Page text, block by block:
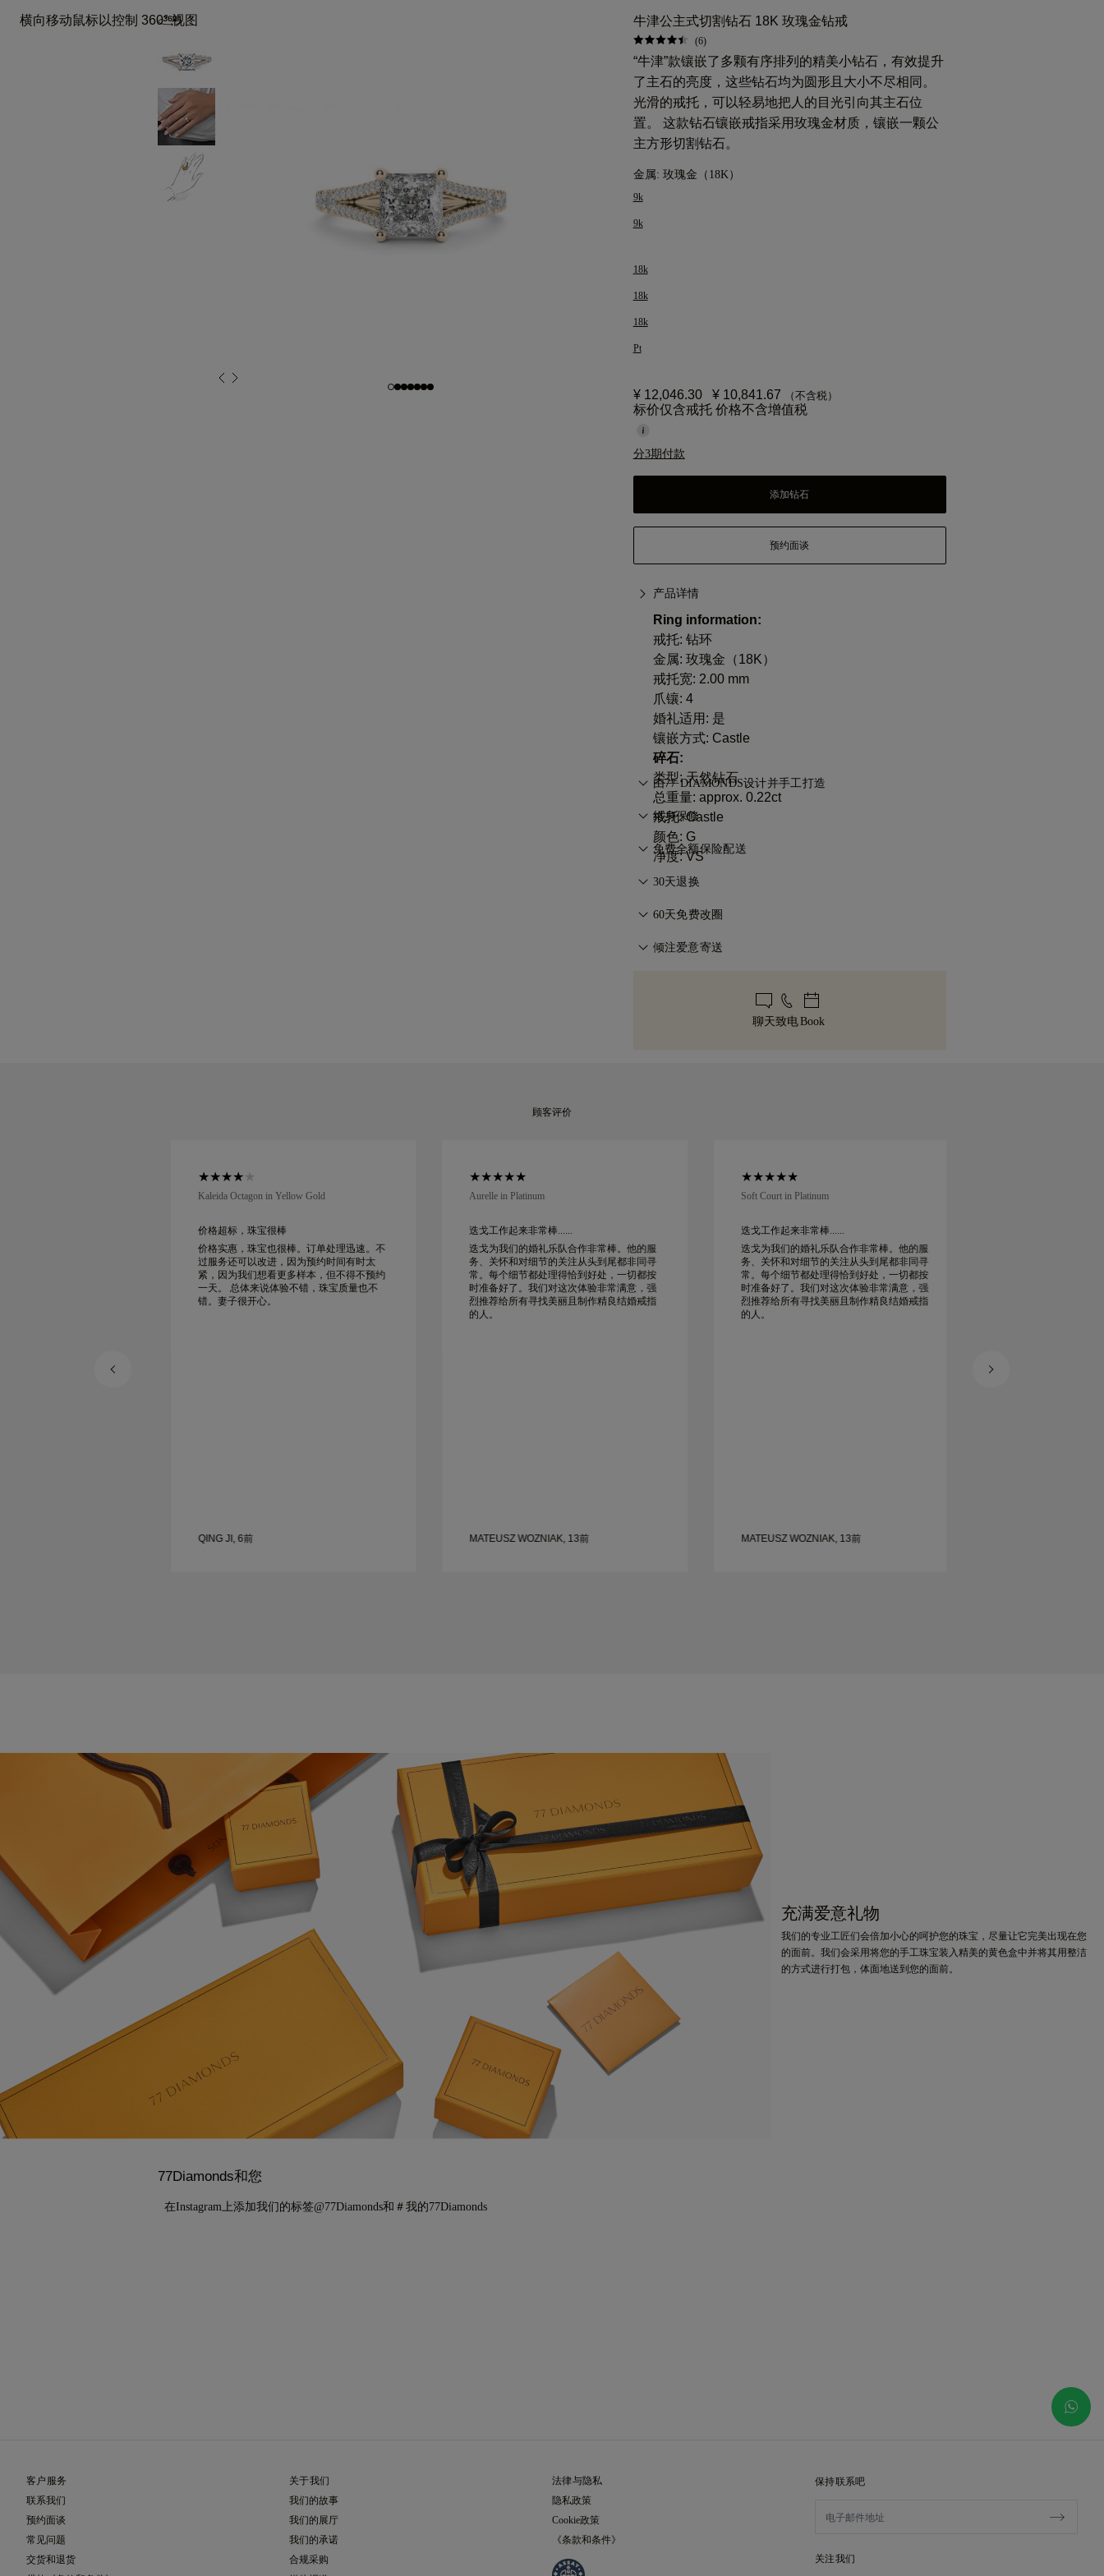
横向移动鼠标以控制 360° 视图 牛津公主式切割钻石 18K 玫瑰金钻戒
(6)
“牛津”款镶嵌了多颗有序排列的精美小钻石，有效提升
了主石的亮度，这些钻石均为圆形且大小不尽相同。
光滑的戒托，可以轻易地把人的目光引向其主石位
置。 这款钻石镶嵌戒指采用玫瑰金材质，镶嵌一颗公
主方形切割钻石。
金属: 玫瑰金（18K）
9k
9k
18k
18k
18k
Pt
¥ 12,046.30 ¥ 10,841.67 （不含税）
标价仅含戒托 价格不含增值税
分3期付款
添加钻石
预约面谈
产品详情
Ring information:
戒托: 钻环
金属: 玫瑰金（18K）
戒托宽: 2.00 mm
爪镶: 4
婚礼适用: 是
镶嵌方式: Castle
碎石:
类型: 天然钻石
总重量: approx. 0.22ct
戒托: Castle
颜色: G
净度: VS
由77 DIAMONDS设计并手工打造
匠心工艺，一件一作。由77 Diamonds大师级珠宝匠将您
的想法化为现实。
终身保修
在77 Diamonds的任何购买均享有终身制造保修。如出现
制造问题，相关维修将免费提供。详情请参阅我们的
与条件。
免费全额保险配送
无论您住在哪里，所有邮费都是免费的。我们将通过联邦
风险、全保险地将您的商品直接送到您家门口。我们会为
某些高价值物品，我们会使用马尔卡-阿米特（Malca-
购买的产品不完全满意，您可以在 30 天内退货或换货。
30天退换
如您不完全满意，可在30天内退换商品。详情请参阅我们
60天免费改圈
为确保完美佩戴体验，77 Diamonds 提供交付后60天内的
倾注爱意寄送
黄色礼盒中，精美包装，静候重要时刻。
聊天致电Book
顾客评价
Kaleida Octagon in Yellow Gold
价格超标，珠宝很棒
价格实惠，珠宝也很棒。订单处理迅速。不
过服务还可以改进，因为预约时间有时太
紧，因为我们想看更多样本，但不得不预约
一天。 总体来说体验不错，珠宝质量也不
错。妻子很开心。
QING JI, 6前
Aurelle in Platinum
迭戈工作起来非常棒......
迭戈为我们的婚礼乐队合作非常棒。他的服
务、关怀和对细节的关注从头到尾都非同寻
常。每个细节都处理得恰到好处，一切都按
时准备好了。我们对这次体验非常满意，强
烈推荐给所有寻找美丽且制作精良结婚戒指
的人。
MATEUSZ WOZNIAK, 13前
Soft Court in Platinum
迭戈工作起来非常棒......
迭戈为我们的婚礼乐队合作非常棒。他的服
务、关怀和对细节的关注从头到尾都非同寻
常。每个细节都处理得恰到好处，一切都按
时准备好了。我们对这次体验非常满意，强
烈推荐给所有寻找美丽且制作精良结婚戒指
的人。
MATEUSZ WOZNIAK, 13前
充满爱意礼物
我们的专业工匠们会倍加小心的呵护您的珠宝，尽量让它完美出现在您
的面前。我们会采用将您的手工珠宝装入精美的黄色盒中并将其用整洁
的方式进行打包，体面地送到您的面前。
77Diamonds和您
在Instagram上添加我们的标签@77Diamonds和＃我的77Diamonds
保持联系吧
关注我们
客户服务
联系我们
预约面谈
常见问题
交货和退货
关于我们
我们的故事
我们的展厅
我们的承诺
合规采购
法律与隐私
隐私政策
Cookie政策
《条款和条件》